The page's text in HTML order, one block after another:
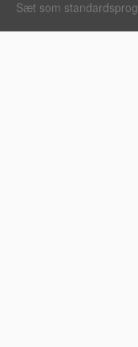
Sæt som standardsprog